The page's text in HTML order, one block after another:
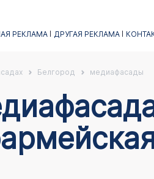
РЕКЛАМА ДРУГАЯ РЕКЛАМА
Белгород медиафасады